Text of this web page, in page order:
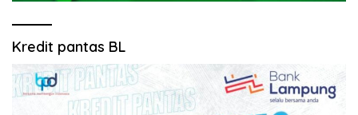
Kredit pantas BL